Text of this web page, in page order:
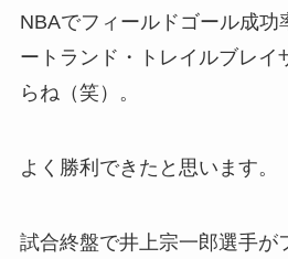
NBAでフィールドゴール成功
ートランド・トレイルブレイ
らね（笑）。
よく勝利できたと思います。
試合終盤で井上宗一郎選手が